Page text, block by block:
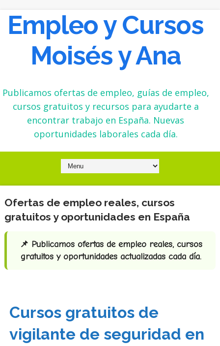
Empleo y Cursos
Moisés y Ana
Publicamos ofertas de empleo, guías de empleo,
cursos gratuitos y recursos para ayudarte a
encontrar trabajo en España. Nuevas
oportunidades laborales cada día.
Ofertas de empleo reales, cursos
gratuitos y oportunidades en España
📌 Publicamos ofertas de empleo reales, cursos
gratuitos y oportunidades actualizadas cada día.
Cursos gratuitos de
vigilante de seguridad en